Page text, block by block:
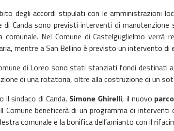
degli accordi stipulati con le amministrazioni
di Canda sono previsti interventi di
comunale. Nel Comune di Castelguglielmo
mentre a San Bellino è previsto un intervento
di Loreo sono stati stanziati fondi destinati
di una rotatoria, oltre alla costruzione di un
il sindaco di Canda, Simone Ghirelli, il nuovo
Comune beneficerà di un programma di
comunale e la bonifica dell’amianto con il